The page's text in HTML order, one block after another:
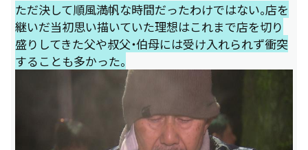
ただ決して順風満帆な時間だったわけではない。店を
継いだ当初思い描いていた理想はこれまで店を切り
盛りしてきた父や叔父・伯母には受け入れられず衝突
することも多かった。